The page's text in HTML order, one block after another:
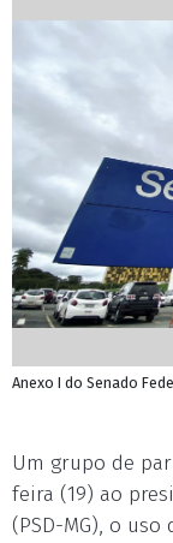
Anexo I do Senado
Um grupo de
feira (19) ao
(PSD-MG), o